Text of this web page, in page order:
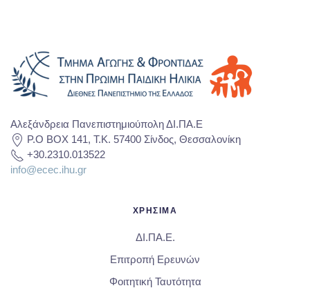
Αλεξάνδρεια Πανεπιστημιούπολη ΔΙ.ΠΑ.Ε
P.O BOX 141, T.K. 57400 Σίνδος, Θεσσαλονίκη
+30.2310.013522
info@ecec.ihu.gr
ΧΡΗΣΙΜΑ
ΔΙ.ΠΑ.Ε.
Επιτροπή Ερευνών
Φοιτητική Ταυτότητα